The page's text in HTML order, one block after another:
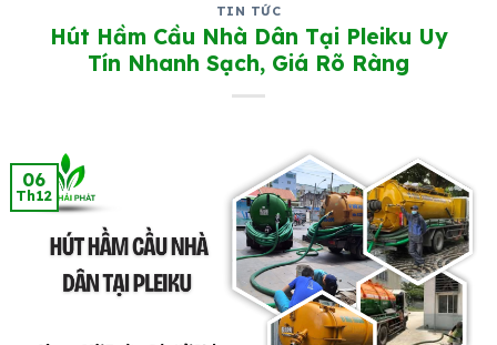
TIN TỨC
Hút Hầm Cầu Nhà Dân Tại Pleiku Uy
Tín Nhanh Sạch, Giá Rõ Ràng
06
Th12